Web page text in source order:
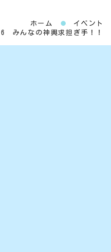
ホーム
イベント
みんなの神輿求担ぎ手！！